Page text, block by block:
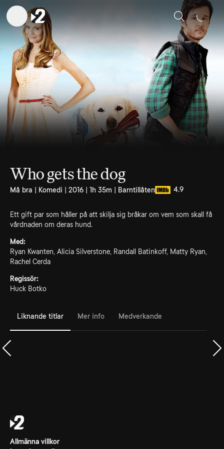
Sök
Who gets the dog
Må bra | Komedi | 2016 | 1h 35m | Barntillåten 4.9
Ett gift par som håller på att skilja sig bråkar om vem som skall få
vårdnaden om deras hund.
Med:
Ryan Kwanten, Alicia Silverstone, Randall Batinkoff, Matty Ryan,
Rachel Cerda
Regissör:
Huck Botko
Liknande titlar Mer info Medverkande
Allmänna villkor